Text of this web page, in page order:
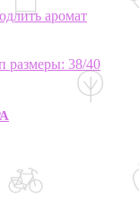
аромат
размеры: 38/40